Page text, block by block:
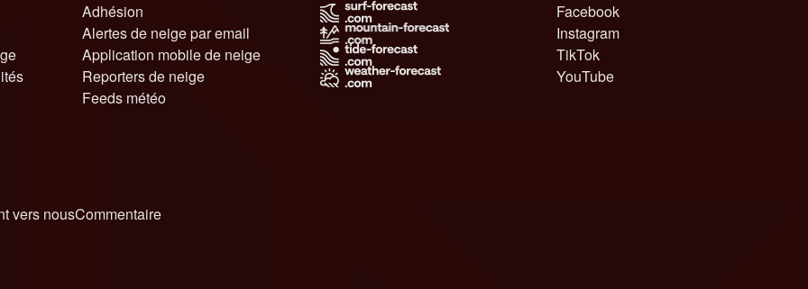
Adhésion
Alertes de neige par email
Application mobile de neige
Reporters de neige
Feeds météo
Facebook
Instagram
TikTok
YouTube
vers nousCommentaire